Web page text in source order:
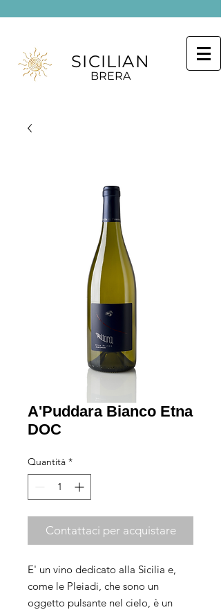
SICILIAN
BRERA
A'Puddara Bianco Etna
DOC
Quantità *
Contattaci per acquistare
E' un vino dedicato alla Sicilia e,
come le Pleiadi, che sono un
oggetto pulsante nel cielo, è un